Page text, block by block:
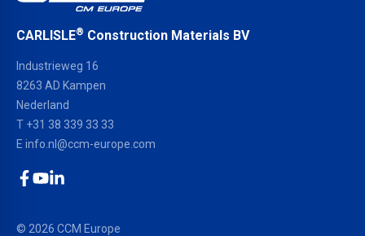
CARLISLE® Construction Materials BV
Industrieweg 16
8263 AD Kampen
Nederland
T +31 38 339 33 33
E info.nl@ccm-europe.com
© 2026 CCM Europe